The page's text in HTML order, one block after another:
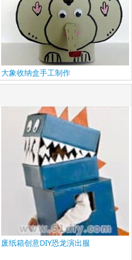
大象收纳盒手工制作
废纸箱创意DIY恐龙演出服